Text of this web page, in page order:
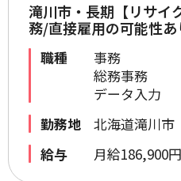
滝川市・長期【リサイ
務/直接雇用の可能性あ
職種
事務
総務事務
データ入力
勤務地
北海道滝川市
給与
月給186,900円